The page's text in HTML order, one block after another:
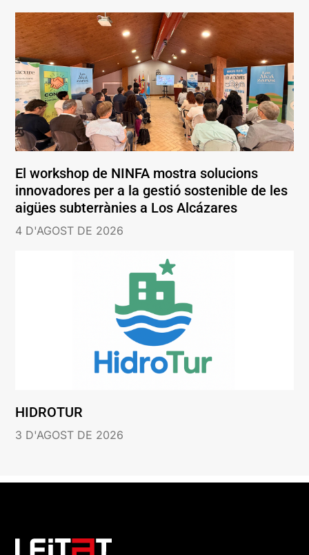
El workshop de NINFA mostra solucions
innovadores per a la gestió sostenible de les
aigües subterrànies a Los Alcázares
4 D'AGOST DE 2026
HIDROTUR
3 D'AGOST DE 2026